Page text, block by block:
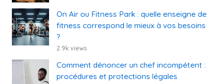
On Air ou Fitness Park : quelle enseigne de
fitness correspond le mieux à vos besoins
?
2.9k views
Comment dénoncer un chef incompétent :
procédures et protections légales